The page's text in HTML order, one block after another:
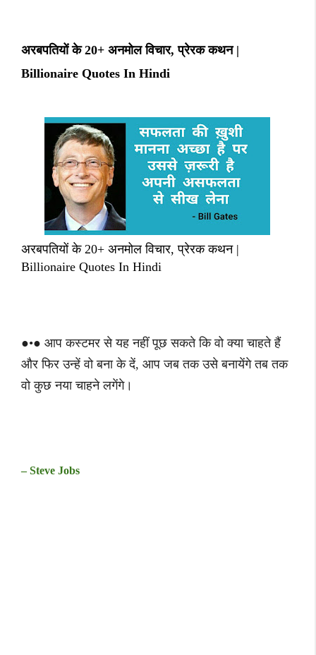
अरबपतियों के 20+ अनमोल विचार, प्रेरक कथन |
Billionaire Quotes In Hindi
अरबपतियों के 20+ अनमोल विचार, प्रेरक कथन |
Billionaire Quotes In Hindi
●•● आप कस्टमर से यह नहीं पूछ सकते कि वो क्या चाहते हैं
और फिर उन्हें वो बना के दें, आप जब तक उसे बनायेंगे तब तक
वो कुछ नया चाहने लगेंगे।
– Steve Jobs